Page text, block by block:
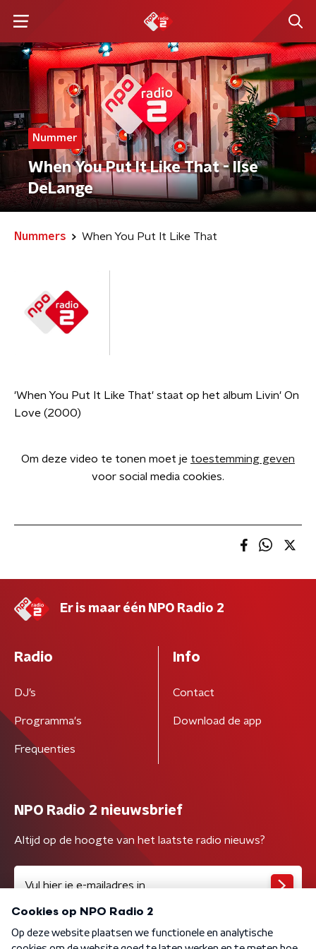
Nummer
When You Put It Like That - Ilse
DeLange
Nummers When You Put It Like That
'When You Put It Like That' staat op het album Livin' On
Love (2000)
Om deze video te tonen moet je toestemming geven
voor social media cookies.
Er is maar één NPO Radio 2
Radio
DJ’s
Programma's
Frequenties
Info
Contact
Download de app
NPO Radio 2 nieuwsbrief
Altijd op de hoogte van het laatste radio nieuws?